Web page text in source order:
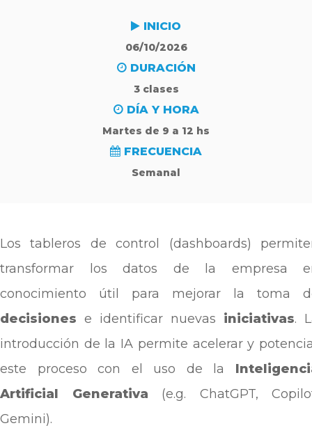
INICIO
06/10/2026
DURACIÓN
3 clases
DÍA Y HORA
Martes de 9 a 12 hs
FRECUENCIA
Semanal
Los tableros de control (dashboards) permiten
transformar los datos de la empresa
conocimiento útil para mejorar la toma
decisiones e identificar nuevas iniciativas.
introducción de la IA permite acelerar y
este proceso con el uso de la
Artificial Generativa (e.g. ChatGPT,
Gemini).